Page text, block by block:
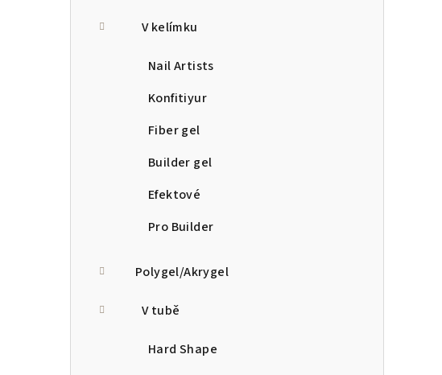
V kelímku
Nail Artists
Konfitiyur
Fiber gel
Builder gel
Efektové
Pro Builder
Polygel/Akrygel
V tubě
Hard Shape